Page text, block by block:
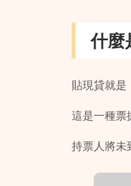
什麼
貼現貸就是
這是一種票
持票人將未